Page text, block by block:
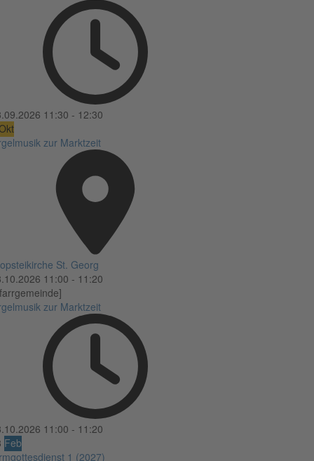
11:30 - 12:30
zur Marktzeit
St. Georg
11:00 - 11:20
zur Marktzeit
11:00 - 11:20
Feb
1 (2027)